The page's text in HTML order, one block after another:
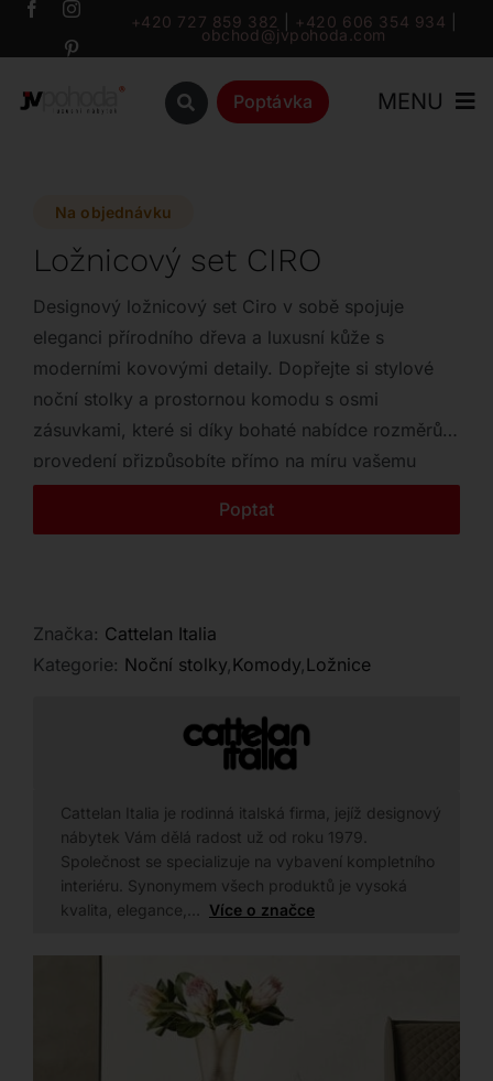
Přeskočit
+420 727 859 382 +420 606 354 934
obchod@jvpohoda.com
Poptávka MENU
Katalog
Značky
Outlet
Kontakt
Na objednávku
Ložnicový set CIRO
Designový ložnicový set Ciro v sobě spojuje
eleganci přírodního dřeva a luxusní kůže s
moderními kovovými detaily. Dopřejte si stylové
noční stolky a prostornou komodu s osmi
zásuvkami, které si díky bohaté nabídce rozměrů a
provedení přizpůsobíte přímo na míru vašemu
interiéru.
Poptat
Značka: Cattelan Italia
Kategorie: Noční stolky,Komody,Ložnice
Cattelan Italia je rodinná italská firma, jejíž designový
nábytek Vám dělá radost už od roku 1979.
Společnost se specializuje na vybavení kompletního
interiéru. Synonymem všech produktů je vysoká
kvalita, elegance,… Více o značce